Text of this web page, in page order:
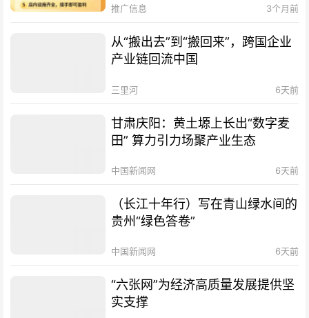
推广信息 3个月前
从“搬出去”到“搬回来”，跨国企业
产业链回流中国
三里河 6天前
甘肃庆阳：黄土塬上长出“数字麦
田” 算力引力场聚产业生态
中国新闻网 6天前
（长江十年行）写在青山绿水间的
贵州“绿色答卷”
中国新闻网 6天前
“六张网”为经济高质量发展提供坚
实支撑